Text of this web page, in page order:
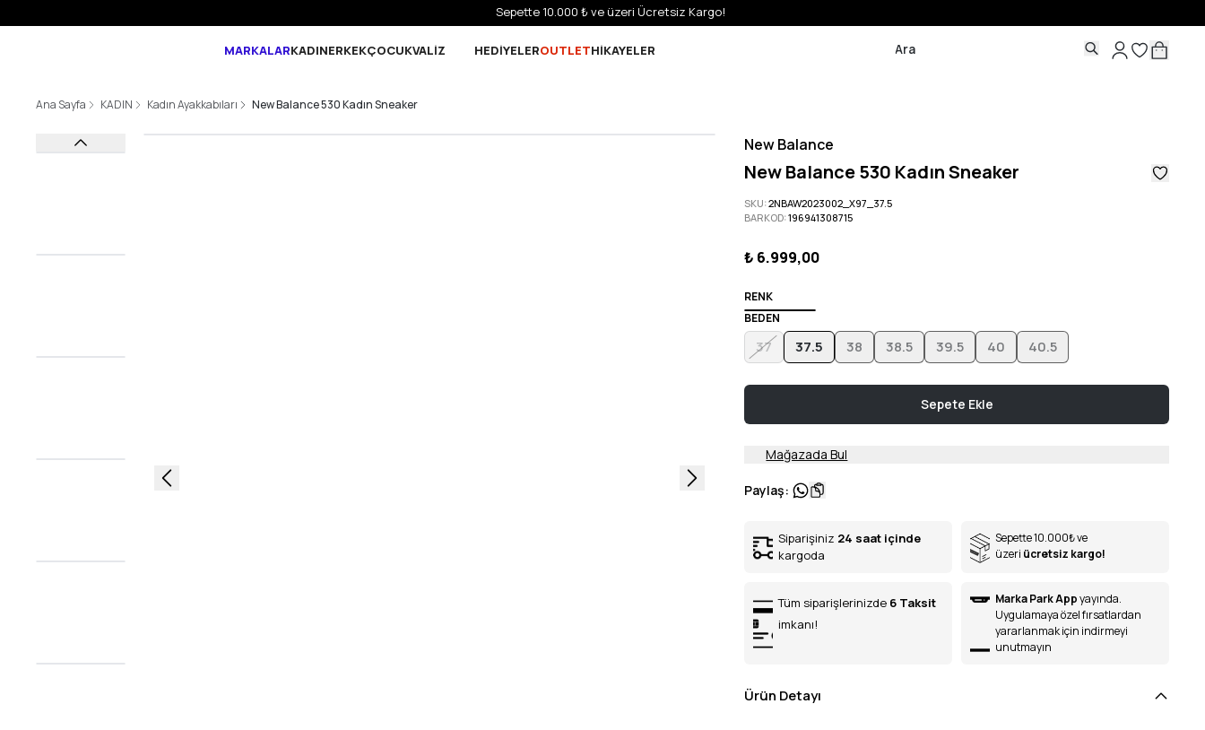
Sepette 10.000 ₺ ve üzeri Ücretsiz Kargo!
MARKALARKADINERKEKÇOCUKVALİZ HEDİYELEROUTLETHİKAYELER
Ana Sayfa KADIN Kadın Ayakkabıları New Balance 530 Kadın Sneaker
New Balance
New Balance 530 Kadın Sneaker
SKU:2NBAW2023002_X97_37.5
BARKOD:196941308715
₺ 6.999,00
RENK
BEDEN
37 37.5 38 38.5 39.5 40 40.5
Sepete Ekle
Mağazada Bul
Paylaş:
Siparişiniz 24 saat içinde
kargoda
Sepette 10.000₺ve
üzeri ücretsiz kargo!
Tüm siparişlerinizde 6 Taksit
imkanı!
Marka Park Appyayında.
Uygulamaya özel fırsatlardan
yararlanmak için indirmeyi
unutmayın
Ürün Detayı